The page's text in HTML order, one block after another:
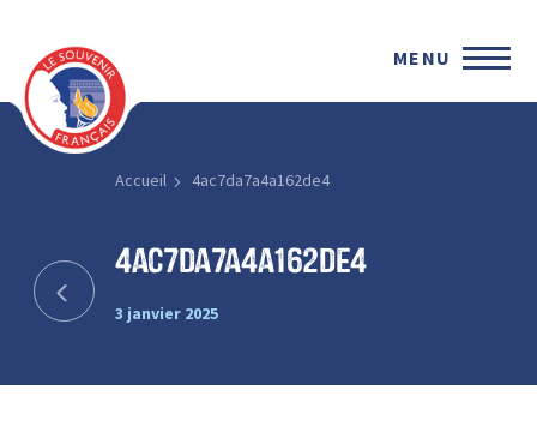
MENU
Accueil 4ac7da7a4a162de4
4ac7da7a4a162de4
3 janvier 2025